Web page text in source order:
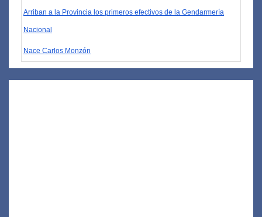
Arriban a la Provincia los primeros efectivos de la Gendarmería
Nacional
Nace Carlos Monzón